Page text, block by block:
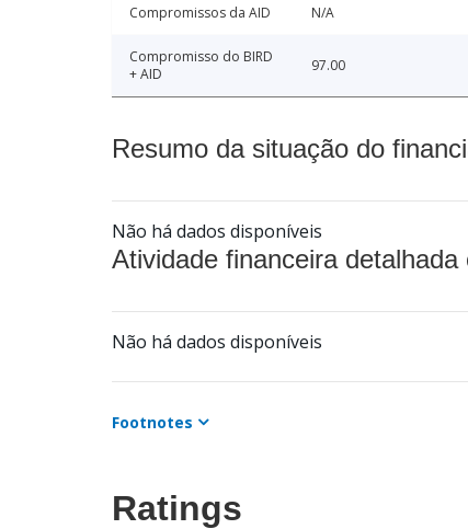
Compromissos da AID N/A
Compromisso do BIRD
+ AID
97.00
Resumo da situação do
Não há dados disponíveis
Atividade financeira
Não há dados disponíveis
Footnotes
Ratings